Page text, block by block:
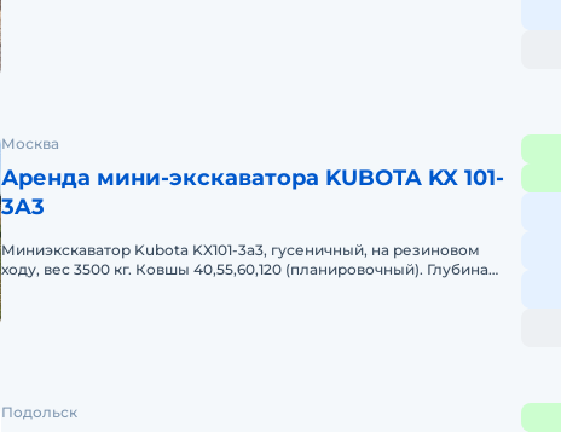
Москва
Аренда мини-экскаватора KUBOTA KX 101-
3A3
Миниэкскаватор Kubota KX101-3a3, гусеничный, на резиновом
ходу, вес 3500 кг. Ковшы 40,55,60,120 (планировочный). Глубина
Подольск